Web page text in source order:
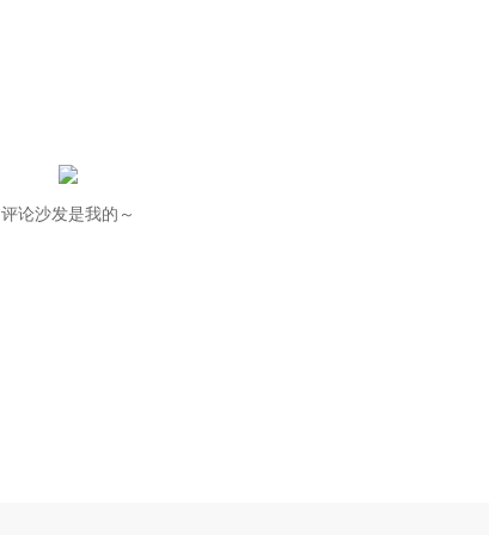
评论沙发是我的～